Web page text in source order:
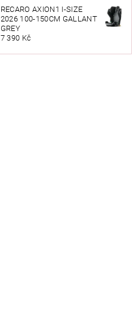
RECARO AXION1 I-SIZE
2026 100-150CM GALLANT
GREY
7 390 Kč